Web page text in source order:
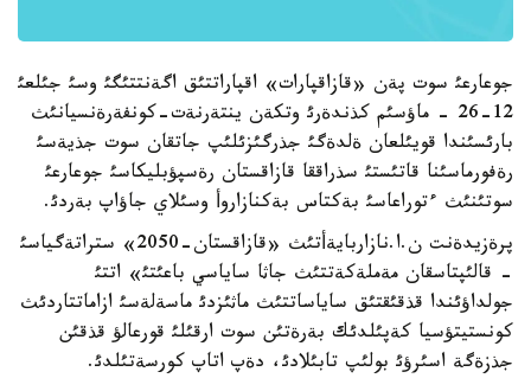
جوعارعئ سوت پةن «قازاقپارات» اقپاراتتئق اگةنتتئگئ وسئ جئلعئ
12-26 - ماؤسئم كذندةرئ وتكةن ينتةرنةت-كونفةرةنسيانئث
بارئسئندا قويئلعان ةلدةگئ جذرگئزئلئپ جاتقان سوت جذيةسئ
رةفورماسئنا قاتئستئ سذراققا قازاقستان رةسپؤبليكاسئ جوعارعئ
سوتئنئث ءتوراعاسئ بةكتاس بةكنازاروأ وسئلاي جاؤاپ بةردئ.
پرةزيدةنت ن.ا.نازاربايةأتئث «قازاقستان-2050» ستراتةگياسئ
- قالئپتاسقان مةملةكةتتئث جاثا ساياسي باعئتئ» اتتئ
جولداؤئندا قذقئقتئق ساياساتتئث ماثئزدئ ماسةلةسئ ازاماتتاردئث
كونستيتؤسيا كةپئلدئك بةرةتئن سوت ارقئلئ قورعالؤ قذقئن
جذزةگة اسئرؤئ بولئپ تابئلادئ، دةپ اتاپ كورسةتئلدئ.